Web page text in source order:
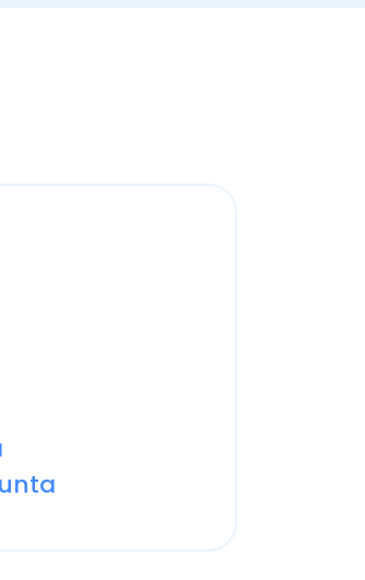
sí, así que es
tributarios son